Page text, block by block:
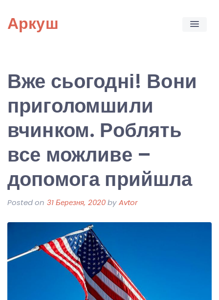
content
Аркуш
Вже сьогодні! Вони
приголомшили
вчинком. Роблять
все можливе –
допомога прийшла
Posted on 31 Березня, 2020byAvtor